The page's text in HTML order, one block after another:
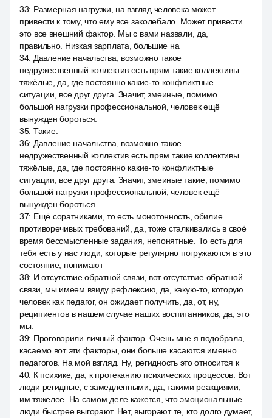
33: Размерная нагрузки, на взгляд человека может
привести к тому, что ему все заколебало. Может привести
это все внешний фактор. Мы с вами назвали, да,
правильно. Низкая зарплата, большие на
34: Давление начальства, возможно такое
недружественный коллектив есть прям такие коллективы
тяжёлые, да, где постоянно какие-то конфликтные
ситуации, все друг друга. Значит, змеиные, помимо
большой нагрузки профессиональной, человек ещё
вынужден бороться.
35: Такие.
36: Давление начальства, возможно такое
недружественный коллектив есть прям такие коллективы
тяжёлые, да, где постоянно какие-то конфликтные
ситуации, все друг друга. Значит, змеиные такие, помимо
большой нагрузки профессиональной, человек ещё
вынужден бороться.
37: Ещё соратниками, то есть монотонность, обилие
противоречивых требований, да, тоже сталкивались в своё
время бессмысленные задания, непонятные. То есть для
тебя есть у нас люди, которые регулярно погружаются в это
состояние, понимают
38: И отсутствие обратной связи, вот отсутствие обратной
связи, мы имеем ввиду рефлексию, да, какую-то, которую
человек как педагог, он ожидает получить, да, от, ну,
реципиентов в нашем случае наших воспитанников, да, это
мы.
39: Проговорили личный фактор. Очень мне я подобрала,
касаемо вот эти факторы, они больше касаются именно
педагогов. На мой взгляд. Ну, регидность это относится к
40: К психике, да, к протеканию психических процессов. Вот
люди регидные, с замедленными, да, такими реакциями,
им тяжелее. На самом деле кажется, что эмоциональные
люди быстрее выгорают. Нет, выгорают те, кто долго думает,